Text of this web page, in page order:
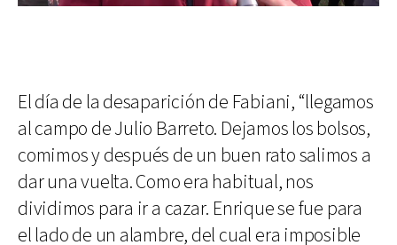
El día de la desaparición de Fabiani, “llegamos
al campo de Julio Barreto. Dejamos los bolsos,
comimos y después de un buen rato salimos a
dar una vuelta. Como era habitual, nos
dividimos para ir a cazar. Enrique se fue para
el lado de un alambre, del cual era imposible